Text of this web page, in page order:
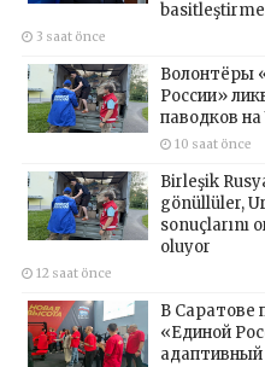
3 saat önce
Волонтёры
России»
паводков
10 saat önce
Birleşik
gönüllüler,
sonuçlarını
oluyor
12 saat önce
В Саратове
«Единой